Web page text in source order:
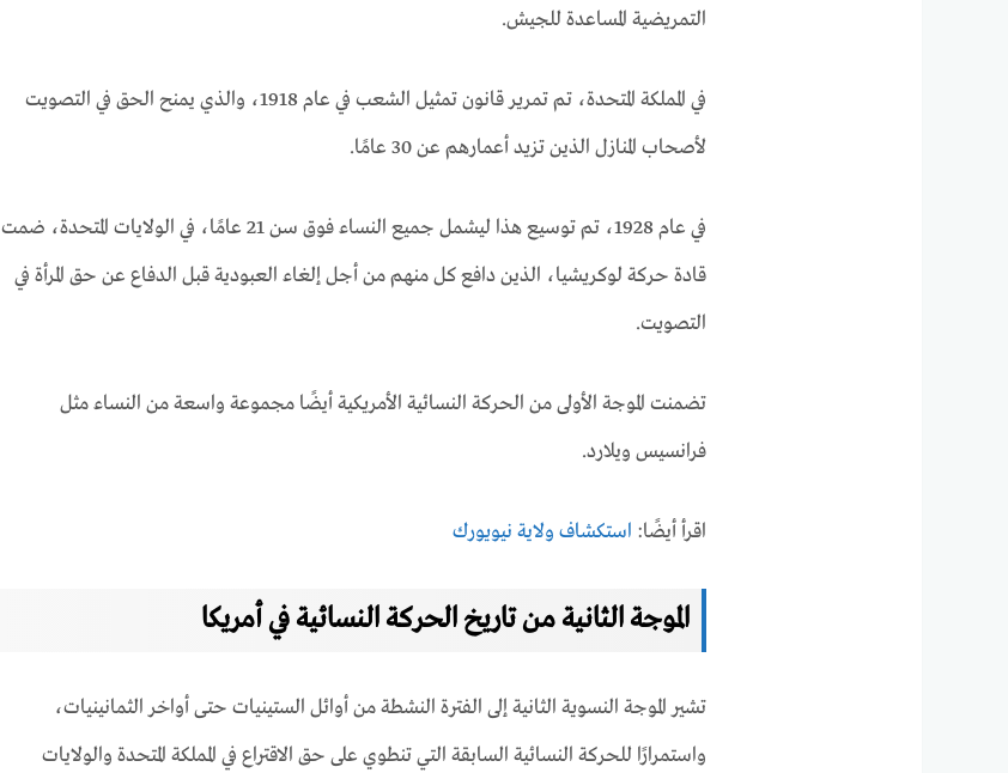
التمريضية المساعدة للجيش.
في المملكة المتحدة، تم تمرير قانون تمثيل الشعب في عام 1918، والذي يمنح الحق في التصويت
لأصحاب المنازل الذين تزيد أعمارهم عن 30 عامًا.
في عام 1928، تم توسيع هذا ليشمل جميع النساء فوق سن 21 عامًا، في الولايات المتحدة، ضمت
قادة حركة لوكريشيا، الذين دافع كل منهم من أجل إلغاء العبودية قبل الدفاع عن حق المرأة في
التصويت.
تضمنت الموجة الأولى من الحركة النسائية الأمريكية أيضًا مجموعة واسعة من النساء مثل
فرانسيس ويلارد.
اقرأ أيضًا: استكشاف ولاية نيويورك
الموجة الثانية من تاريخ الحركة النسائية في أمريكا
تشير الموجة النسوية الثانية إلى الفترة النشطة من أوائل الستينيات حتى أواخر الثمانينيات،
واستمرارًا للحركة النسائية السابقة التي تنطوي على حق الاقتراع في المملكة المتحدة والولايات